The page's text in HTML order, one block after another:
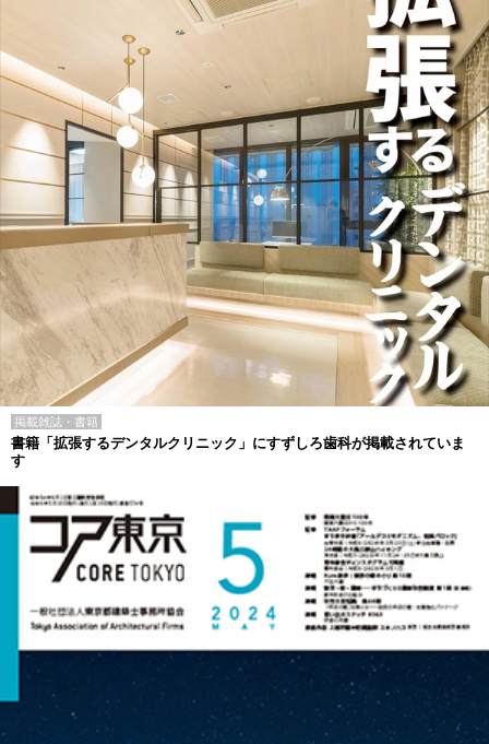
掲載雑誌・書籍
書籍「拡張するデンタルクリニック」にすずしろ歯科が掲載されていま
す